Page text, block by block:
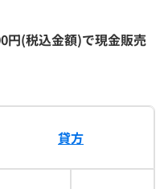
円(税込金額)で現金販売
貸方